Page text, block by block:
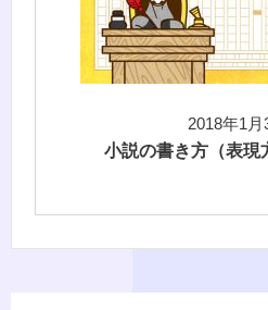
2018年1月
小説の書き方（表現